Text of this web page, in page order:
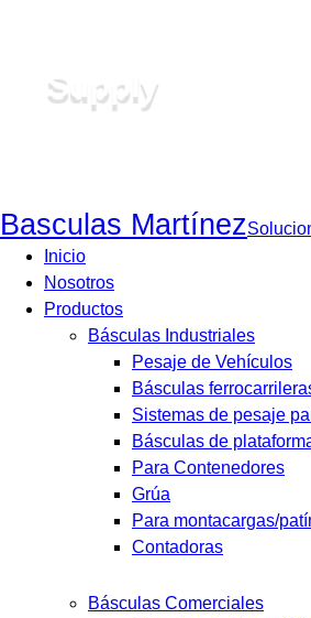
Supply
Basculas Martínez
Inicio
Nosotros
Productos
Básculas Industriales
Pesaje de Vehículos
Básculas
Sistemas de pesaje
Básculas de
Para Contenedores
Grúa
Para montacargas/
Contadoras
Básculas Comerciales